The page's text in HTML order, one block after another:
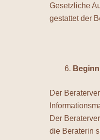
Gesetzliche
gestattet der
Der
Der
die Beraterin